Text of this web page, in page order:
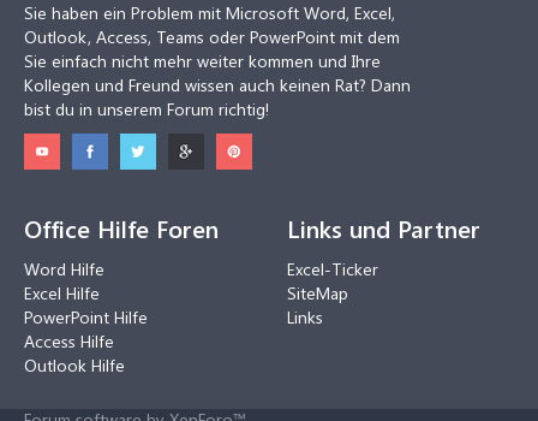
Sie haben ein Problem mit Microsoft Word, Excel,
Outlook, Access, Teams oder PowerPoint mit dem
Sie einfach nicht mehr weiter kommen und Ihre
Kollegen und Freund wissen auch keinen Rat? Dann
bist du in unserem Forum richtig!
Office Hilfe Foren
Word Hilfe
Excel Hilfe
PowerPoint Hilfe
Access Hilfe
Outlook Hilfe
Links und Partner
Excel-Ticker
SiteMap
Links